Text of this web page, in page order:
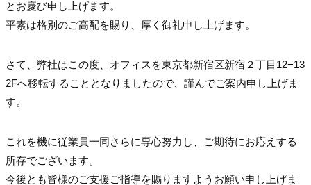
とお慶び申し上げます。
平素は格別のご高配を賜り、厚く御礼申し上げます。
さて、弊社はこの度、オフィスを東京都新宿区新宿２丁目12−13
2Fへ移転することとなりましたので、謹んでご案内申し上げま
す。
これを機に従業員一同さらに専心努力し、ご期待にお応えする
所存でございます。
今後とも皆様のご支援ご指導を賜りますようお願い申し上げま